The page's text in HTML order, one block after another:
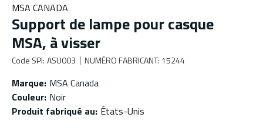
MSA CANADA
Support de lampe pour casque
MSA, à visser
Code SPI: ASU003 NUMÉRO FABRICANT: 15244
Marque: MSA Canada
Couleur: Noir
Produit fabriqué au: États-Unis